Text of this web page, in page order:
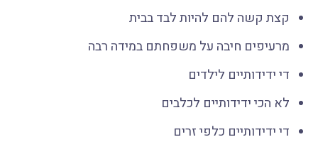
קצת קשה להם להיות לבד בבית
מרעיפים חיבה על משפחתם במידה רבה
די ידידותיים לילדים
לא הכי ידידותיים לכלבים
די ידידותיים כלפי זרים